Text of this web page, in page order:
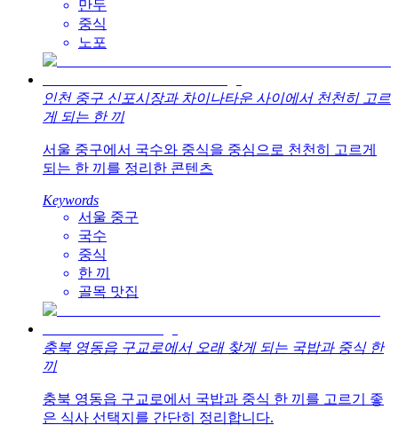
만두
중식
노포
인천 중구 신포시장과 차이나타운 사이에서 천천히 고르
게 되는 한 끼
서울 중구에서 국수와 중식을 중심으로 천천히 고르게
되는 한 끼를 정리한 콘텐츠
Keywords
서울 중구
국수
중식
한 끼
골목 맛집
충북 영동읍 구교로에서 오래 찾게 되는 국밥과 중식 한
끼
충북 영동읍 구교로에서 국밥과 중식 한 끼를 고르기 좋
은 식사 선택지를 간단히 정리합니다.